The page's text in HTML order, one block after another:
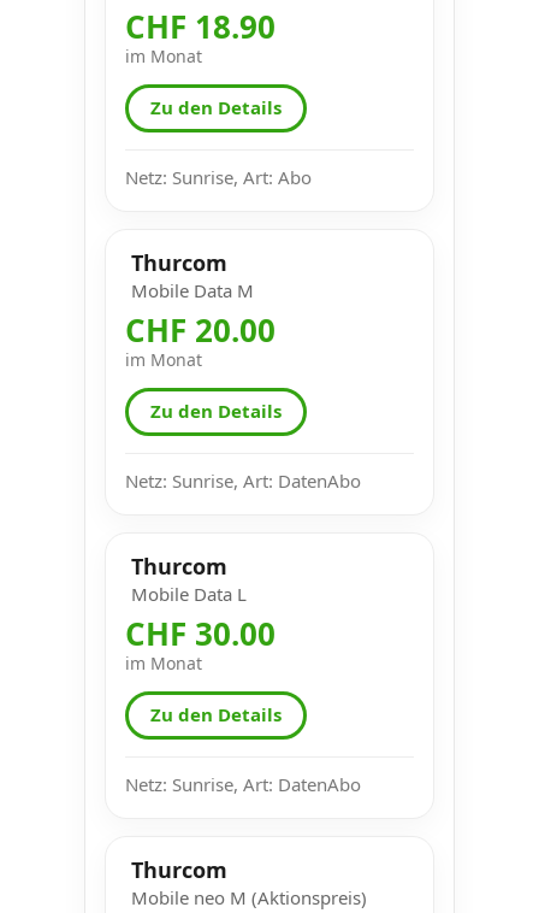
CHF 18.90
im Monat
Zu den Details
Netz: Sunrise, Art: Abo
Thurcom
Mobile Data M
CHF 20.00
im Monat
Zu den Details
Netz: Sunrise, Art: DatenAbo
Thurcom
Mobile Data L
CHF 30.00
im Monat
Zu den Details
Netz: Sunrise, Art: DatenAbo
Thurcom
Mobile neo M (Aktionspreis)